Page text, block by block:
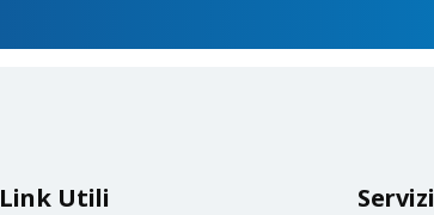
Link Utili Servizi